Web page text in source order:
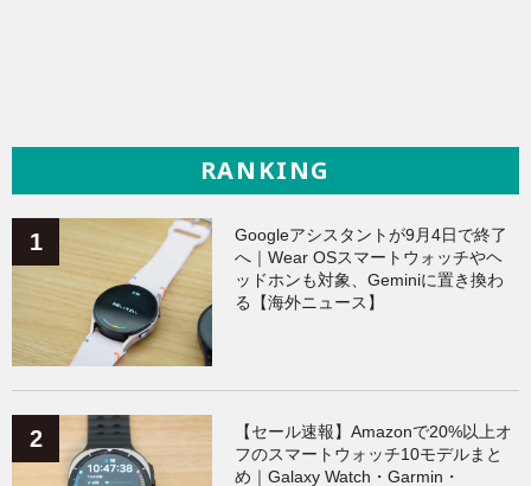
RANKING
Googleアシスタントが9月4日で終了
へ｜Wear OSスマートウォッチやヘ
ッドホンも対象、Geminiに置き換わ
る【海外ニュース】
【セール速報】Amazonで20%以上オ
フのスマートウォッチ10モデルまと
め｜Galaxy Watch・Garmin・